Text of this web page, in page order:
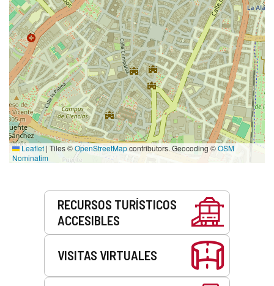
Leaflet | Tiles ©OpenStreetMapcontributors. Geocoding ©OSM
Nominatim
RECURSOS TURÍSTICOS
ACCESIBLES
VISITAS VIRTUALES